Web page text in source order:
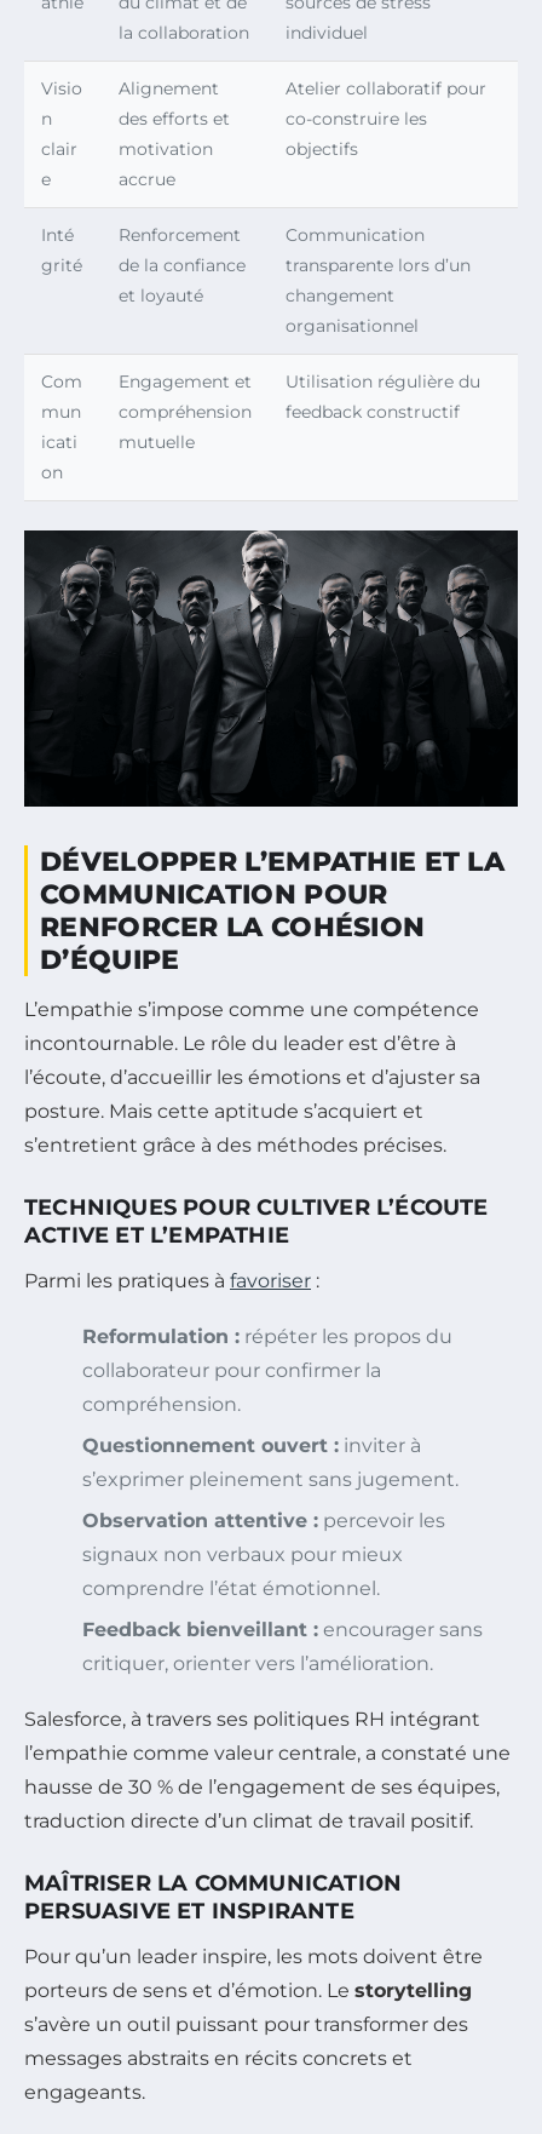
la collaboration
individuel
Visio
n
clair
e
Alignement
des efforts et
motivation
accrue
Atelier collaboratif pour
co-construire les
objectifs
Inté
grité
Renforcement
de la confiance
et loyauté
Communication
transparente lors d’un
changement
organisationnel
Com
mun
icati
on
Engagement et
compréhension
mutuelle
Utilisation régulière du
feedback constructif
DÉVELOPPER L’EMPATHIE ET LA
COMMUNICATION POUR
RENFORCER LA COHÉSION
D’ÉQUIPE
L’empathie s’impose comme une compétence
incontournable. Le rôle du leader est d’être à
l’écoute, d’accueillir les émotions et d’ajuster sa
posture. Mais cette aptitude s’acquiert et
s’entretient grâce à des méthodes précises.
TECHNIQUES POUR CULTIVER L’ÉCOUTE
ACTIVE ET L’EMPATHIE
Parmi les pratiques à favoriser :
Reformulation : répéter les propos du
collaborateur pour confirmer la
compréhension.
Questionnement ouvert : inviter à
s’exprimer pleinement sans jugement.
Observation attentive : percevoir les
signaux non verbaux pour mieux
comprendre l’état émotionnel.
Feedback bienveillant : encourager sans
critiquer, orienter vers l’amélioration.
Salesforce, à travers ses politiques RH intégrant
l’empathie comme valeur centrale, a constaté une
hausse de 30 % de l’engagement de ses équipes,
traduction directe d’un climat de travail positif.
MAÎTRISER LA COMMUNICATION
PERSUASIVE ET INSPIRANTE
Pour qu’un leader inspire, les mots doivent être
porteurs de sens et d’émotion. Le storytelling
s’avère un outil puissant pour transformer des
messages abstraits en récits concrets et
engageants.